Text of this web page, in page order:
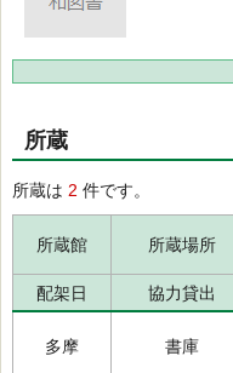
所蔵
所蔵は 2 件です。
所蔵館 所蔵場所
配架日 協力貸出
多摩 書庫